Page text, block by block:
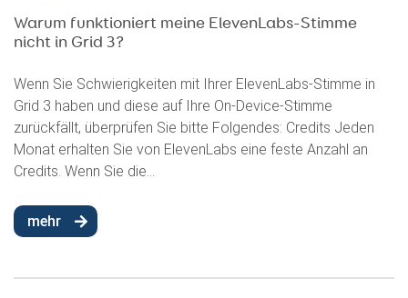
Warum funktioniert meine ElevenLabs-Stimme
nicht in Grid 3?
Wenn Sie Schwierigkeiten mit Ihrer ElevenLabs-Stimme in
Grid 3 haben und diese auf Ihre On-Device-Stimme
zurückfällt, überprüfen Sie bitte Folgendes: Credits Jeden
Monat erhalten Sie von ElevenLabs eine feste Anzahl an
Credits. Wenn Sie die...
mehr